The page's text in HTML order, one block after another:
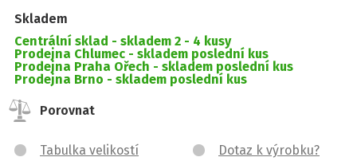
Skladem
Centrální sklad - skladem 2 - 4 kusy
Prodejna Chlumec - skladem poslední kus
Prodejna Praha Ořech - skladem poslední kus
Prodejna Brno - skladem poslední kus
Porovnat
Tabulka velikostí
Dotaz k výrobku?